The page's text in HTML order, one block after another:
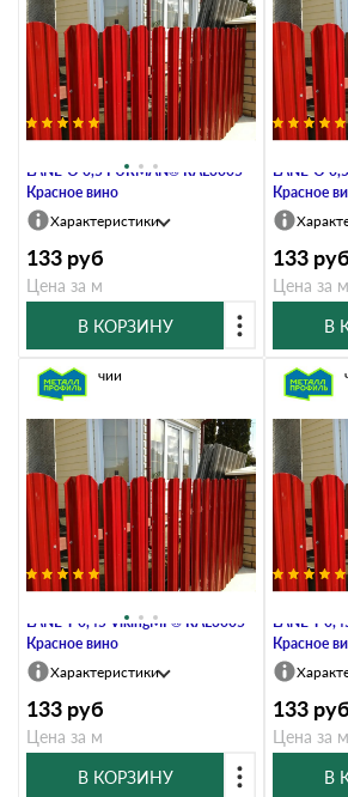
LАNE-O 0,5 PURMAN® RAL3005
Красное вино
Характеристики
133 руб
Цена за м
В КОРЗИНУ
LАNE-O
Красное
133 руб
Цена за м
В
LАNE-T 0,45 VikingMP® RAL3005
Красное вино
В наличии
Характеристики
133 руб
Цена за м
В КОРЗИНУ
LАNE-T
Красное
В
133 руб
Цена за м
В